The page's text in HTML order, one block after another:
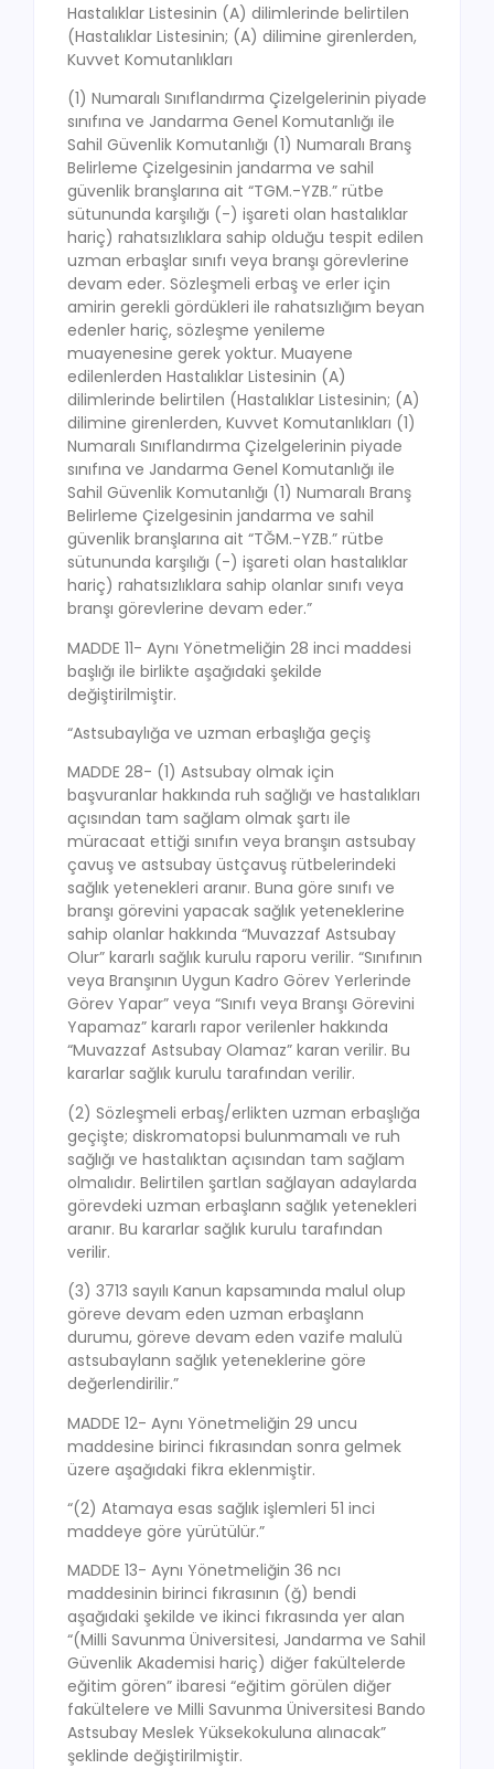
Hastalıklar Listesinin (A) dilimlerinde belirtilen
(Hastalıklar Listesinin; (A) dilimine girenlerden,
Kuvvet Komutanlıkları
(1) Numaralı Sınıflandırma Çizelgelerinin piyade
sınıfına ve Jandarma Genel Komutanlığı ile
Sahil Güvenlik Komutanlığı (1) Numaralı Branş
Belirleme Çizelgesinin jandarma ve sahil
güvenlik branşlarına ait “TGM.-YZB.” rütbe
sütununda karşılığı (-) işareti olan hastalıklar
hariç) rahatsızlıklara sahip olduğu tespit edilen
uzman erbaşlar sınıfı veya branşı görevlerine
devam eder. Sözleşmeli erbaş ve erler için
amirin gerekli gördükleri ile rahatsızlığım beyan
edenler hariç, sözleşme yenileme
muayenesine gerek yoktur. Muayene
edilenlerden Hastalıklar Listesinin (A)
dilimlerinde belirtilen (Hastalıklar Listesinin; (A)
dilimine girenlerden, Kuvvet Komutanlıkları (1)
Numaralı Sınıflandırma Çizelgelerinin piyade
sınıfına ve Jandarma Genel Komutanlığı ile
Sahil Güvenlik Komutanlığı (1) Numaralı Branş
Belirleme Çizelgesinin jandarma ve sahil
güvenlik branşlarına ait “TĞM.-YZB.” rütbe
sütununda karşılığı (-) işareti olan hastalıklar
hariç) rahatsızlıklara sahip olanlar sınıfı veya
branşı görevlerine devam eder.”
MADDE 11- Aynı Yönetmeliğin 28 inci maddesi
başlığı ile birlikte aşağıdaki şekilde
değiştirilmiştir.
“Astsubaylığa ve uzman erbaşlığa geçiş
MADDE 28- (1) Astsubay olmak için
başvuranlar hakkında ruh sağlığı ve hastalıkları
açısından tam sağlam olmak şartı ile
müracaat ettiği sınıfın veya branşın astsubay
çavuş ve astsubay üstçavuş rütbelerindeki
sağlık yetenekleri aranır. Buna göre sınıfı ve
branşı görevini yapacak sağlık yeteneklerine
sahip olanlar hakkında “Muvazzaf Astsubay
Olur” kararlı sağlık kurulu raporu verilir. “Sınıfının
veya Branşının Uygun Kadro Görev Yerlerinde
Görev Yapar” veya “Sınıfı veya Branşı Görevini
Yapamaz” kararlı rapor verilenler hakkında
“Muvazzaf Astsubay Olamaz” karan verilir. Bu
kararlar sağlık kurulu tarafından verilir.
(2) Sözleşmeli erbaş/erlikten uzman erbaşlığa
geçişte; diskromatopsi bulunmamalı ve ruh
sağlığı ve hastalıktan açısından tam sağlam
olmalıdır. Belirtilen şartlan sağlayan adaylarda
görevdeki uzman erbaşlann sağlık yetenekleri
aranır. Bu kararlar sağlık kurulu tarafından
verilir.
(3) 3713 sayılı Kanun kapsamında malul olup
göreve devam eden uzman erbaşlann
durumu, göreve devam eden vazife malulü
astsubaylann sağlık yeteneklerine göre
değerlendirilir.”
MADDE 12- Aynı Yönetmeliğin 29 uncu
maddesine birinci fıkrasından sonra gelmek
üzere aşağıdaki fikra eklenmiştir.
“(2) Atamaya esas sağlık işlemleri 51 inci
maddeye göre yürütülür.”
MADDE 13- Aynı Yönetmeliğin 36 ncı
maddesinin birinci fıkrasının (ğ) bendi
aşağıdaki şekilde ve ikinci fıkrasında yer alan
“(Milli Savunma Üniversitesi, Jandarma ve Sahil
Güvenlik Akademisi hariç) diğer fakültelerde
eğitim gören” ibaresi “eğitim görülen diğer
fakültelere ve Milli Savunma Üniversitesi Bando
Astsubay Meslek Yüksekokuluna alınacak”
şeklinde değiştirilmiştir.